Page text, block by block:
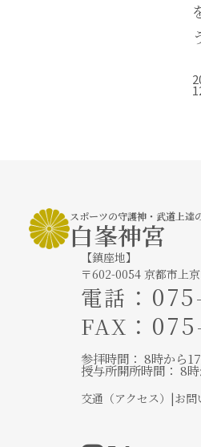
スポーツの守護神・武道上達
白峯神宮
【鎮座地】
〒602-0054 京都市上
電話 ：
FAX ：
参拝時間： 8時から
授与所開所時間： 8
交通（アクセス） |お問